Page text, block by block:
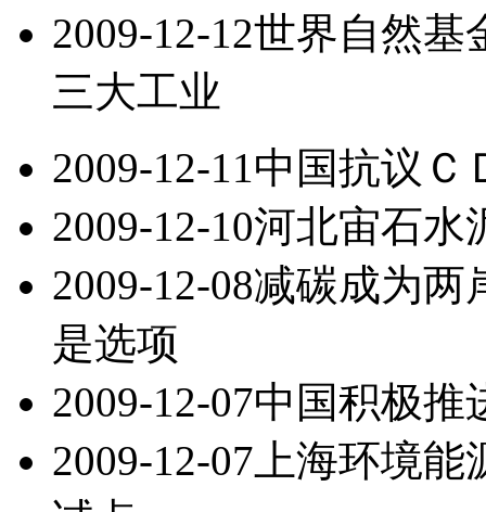
2009-12-12世界自然基
三大工业
2009-12-11中国抗议Ｃ
2009-12-10河北宙石水
2009-12-08减碳成为两
是选项
2009-12-07中国积极推
2009-12-07 上海环境